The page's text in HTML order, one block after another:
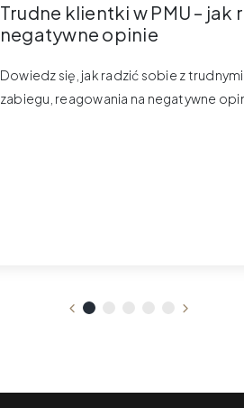
Trudne klientki w PMU –
negatywne opinie
Dowiedz się, jak radzić sobie z
zabiegu, reagowania na negatywne